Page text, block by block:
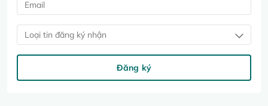
Loại tin đăng ký nhận
Đăng ký